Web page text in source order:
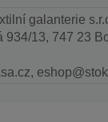
galanterie
934/13, 747 23